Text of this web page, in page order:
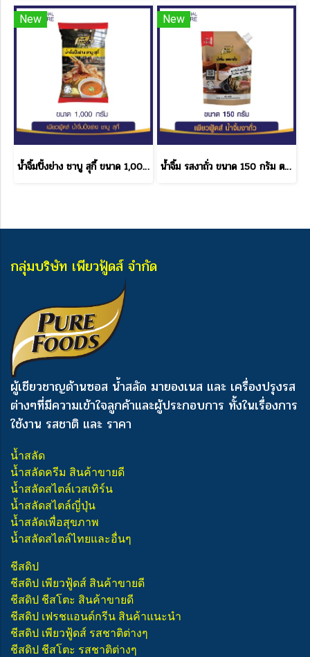
New
น้ำจิ้มปิ้งย่าง ชาบู สุกี้ ขนาด 1,000 กรัม
New
น้ำจิ้ม รสงาถั่ว ขนาด 150 กรัม ตราเพียวฟู้ดส์
กลุ่มบริษัท เพียวฟู้ดส์ จำกัด
ผู้เชียวชาญด้านซอส น้ำสลัด มายองเนส และ เครื่องปรุงรส
ต่างๆที่มีความเข้าใจลูกค้าและผู้ประกอบการ ทั้งในเรื่องการ
ใช้งาน รสชาติ และ ราคา
น้ำสลัด
น้ำสลัดครีม สินค้าขายดี
น้ำสลัดสไตล์เวสเทิร์น
น้ำสลัดสไตล์ญี่ปุ่น
น้ำสลัดเพื่อสุขภาพ
น้ำสลัดสไตล์ไทยและอื่นๆ
ชีสดิป
ชีสดิป เพียวฟู้ดส์ สินค้าขายดี
ชีสดิป ชีสโตะ สินค้าขายดี
ชีสดิป เฟรชแอนด์กรีน สินค้าแนะนำ
ชีสดิป เพียวฟู้ดส์ รสชาติต่างๆ
ชีสดิป ชีสโตะ รสชาติต่างๆ